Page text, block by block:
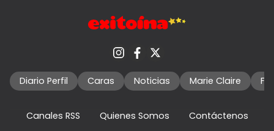
Diario Perfil Caras Noticias Marie Claire
Canales RSS Quienes Somos
Contáctenos